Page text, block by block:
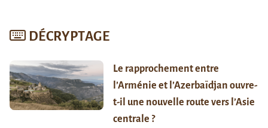
DÉCRYPTAGE
Le rapprochement entre
l’Arménie et l’Azerbaïdjan ouvre-
t-il une nouvelle route vers l’Asie
centrale ?